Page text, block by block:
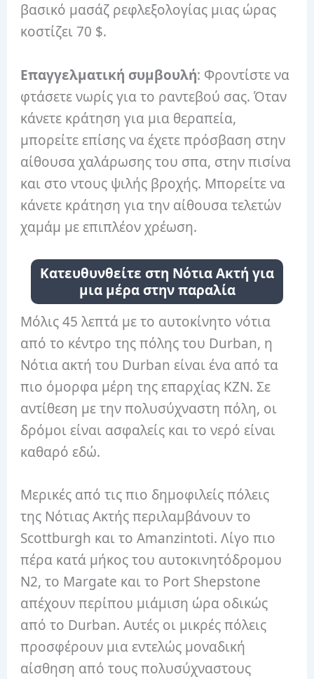
βασικό μασάζ ρεφλεξολογίας μιας ώρας
κοστίζει 70 $.
Επαγγελματική συμβουλή: Φροντίστε να
φτάσετε νωρίς για το ραντεβού σας. Όταν
κάνετε κράτηση για μια θεραπεία,
μπορείτε επίσης να έχετε πρόσβαση στην
αίθουσα χαλάρωσης του σπα, στην πισίνα
και στο ντους ψιλής βροχής. Μπορείτε να
κάνετε κράτηση για την αίθουσα τελετών
χαμάμ με επιπλέον χρέωση.
Κατευθυνθείτε στη Νότια Ακτή για
μια μέρα στην παραλία
Μόλις 45 λεπτά με το αυτοκίνητο νότια
από το κέντρο της πόλης του Durban, η
Νότια ακτή του Durban είναι ένα από τα
πιο όμορφα μέρη της επαρχίας KZN. Σε
αντίθεση με την πολυσύχναστη πόλη, οι
δρόμοι είναι ασφαλείς και το νερό είναι
καθαρό εδώ.
Μερικές από τις πιο δημοφιλείς πόλεις
της Νότιας Ακτής περιλαμβάνουν το
Scottburgh και το Amanzintoti. Λίγο πιο
πέρα ​​κατά μήκος του αυτοκινητόδρομου
N2, το Margate και το Port Shepstone
απέχουν περίπου μιάμιση ώρα οδικώς
από το Durban. Αυτές οι μικρές πόλεις
προσφέρουν μια εντελώς μοναδική
αίσθηση από τους πολυσύχναστους